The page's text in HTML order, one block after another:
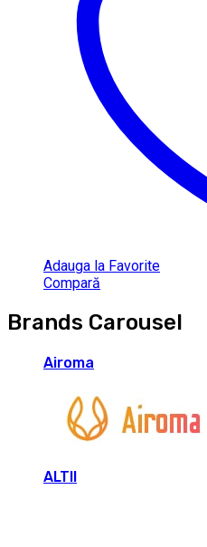
Adauga la Favorite
Compară
Brands Carousel
Airoma
ALTII